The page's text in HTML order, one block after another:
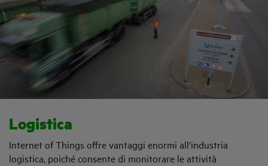
Logistica
Internet of Things offre vantaggi enormi all'industria
logistica, poiché consente di monitorare le attività